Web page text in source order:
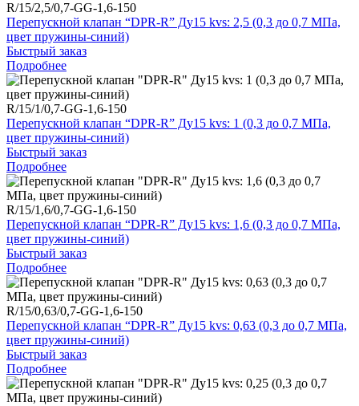
R/15/2,5/0,7-GG-1,6-150
Перепускной клапан “DPR-R” Ду15 kvs: 2,5 (0,3 до 0,7 МПа,
цвет пружины-синий)
Быстрый заказ
Подробнее
R/15/1/0,7-GG-1,6-150
Перепускной клапан “DPR-R” Ду15 kvs: 1 (0,3 до 0,7 МПа,
цвет пружины-синий)
Быстрый заказ
Подробнее
R/15/1,6/0,7-GG-1,6-150
Перепускной клапан “DPR-R” Ду15 kvs: 1,6 (0,3 до 0,7 МПа,
цвет пружины-синий)
Быстрый заказ
Подробнее
R/15/0,63/0,7-GG-1,6-150
Перепускной клапан “DPR-R” Ду15 kvs: 0,63 (0,3 до 0,7 МПа,
цвет пружины-синий)
Быстрый заказ
Подробнее